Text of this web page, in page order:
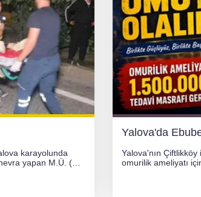
karayolunda
yapan M.Ü. (35)
Yalova'da
Yalova'nın Çiftlikköy
omurilik ameliyatı